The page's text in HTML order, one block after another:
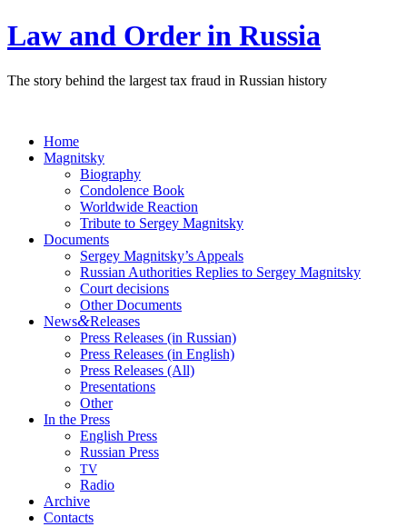
Law and Order in Russia
The story behind the largest tax fraud in Russian history
Home
Magnitsky
Biography
Condolence Book
Worldwide Reaction
Tribute to Sergey Magnitsky
Documents
Sergey Magnitsky’s Appeals
Russian Authorities Replies to Sergey Magnitsky
Court decisions
Other Documents
News&Releases
Press Releases (in Russian)
Press Releases (in English)
Press Releases (All)
Presentations
Other
In the Press
English Press
Russian Press
TV
Radio
Archive
Contacts